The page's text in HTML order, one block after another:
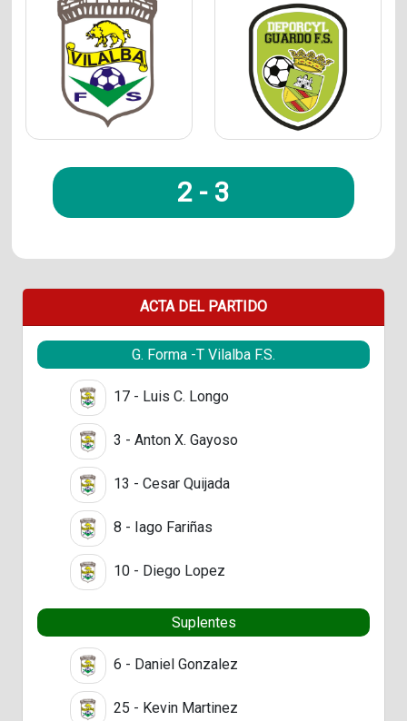
2 - 3
ACTA DEL PARTIDO
G. Forma -T Vilalba F.S.
17 - Luis C. Longo
3 - Anton X. Gayoso
13 - Cesar Quijada
8 - Iago Fariñas
10 - Diego Lopez
Suplentes
6 - Daniel Gonzalez
25 - Kevin Martinez